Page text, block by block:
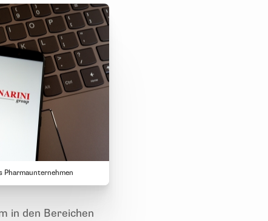
Pharmaunternehmen
in den Bereichen